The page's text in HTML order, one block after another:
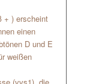
+ ) erscheint
einen
D und E
weißen